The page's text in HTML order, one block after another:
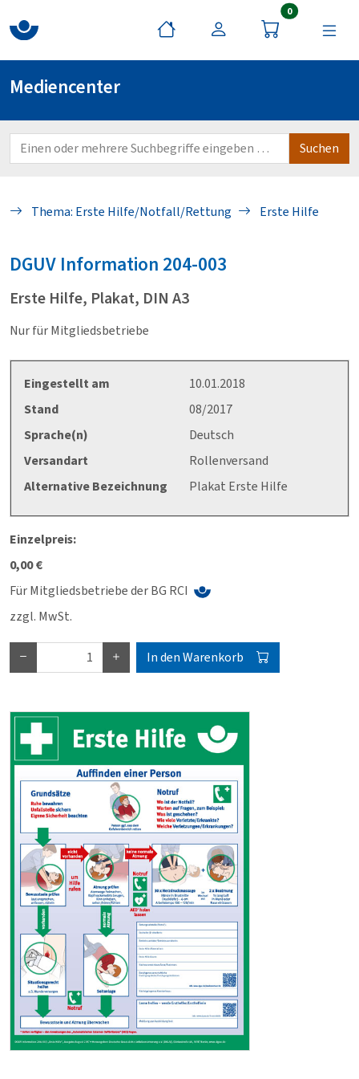
0Artikel im
Mediencenter
Thema: Erste Hilfe/Notfall/Rettung Erste Hilfe
DGUV Information 204-003
Erste Hilfe, Plakat, DIN A3
Nur für Mitgliedsbetriebe
Eingestellt am
10.01.2018
Stand
08/2017
Sprache(n)
Deutsch
Versandart
Rollenversand
Alternative Bezeichnung
Plakat Erste Hilfe
Einzelpreis:
0,00 €
Für Mitgliedsbetriebe der BG RCI
zzgl. MwSt.
In den Warenkorb